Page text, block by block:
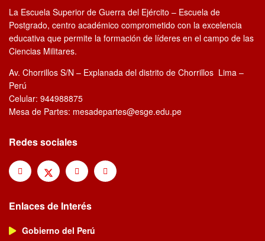
La Escuela Superior de Guerra del Ejército – Escuela de
Postgrado, centro académico comprometido con la excelencia
educativa que permite la formación de líderes en el campo de las
Ciencias Militares.
Av. Chorrillos S/N – Explanada del distrito de Chorrillos Lima –
Perú
Celular: 944988875
Mesa de Partes: mesadepartes@esge.edu.pe
Redes sociales
Enlaces de Interés
Gobierno del Perú